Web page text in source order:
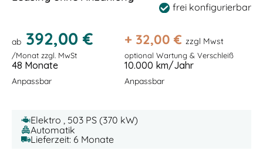
frei konfigurierbar
ab 392,00 €
/Monat zzgl. MwSt
+ 32,00 € zzgl Mwst
optional Wartung & Verschleiß
48 Monate
Anpassbar
10.000 km/Jahr
Anpassbar
Elektro , 503 PS (370 kW)
Automatik
Lieferzeit: 6 Monate